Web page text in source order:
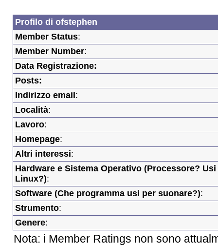
Profilo di ofstephen
Member Status:
Member Number:
Data Registrazione:
Posts:
Indirizzo email :
Località:
Lavoro:
Homepage:
Altri interessi:
Hardware e Sistema Operativo (Processore? Usi
Linux?):
Software (Che programma usi per suonare?):
Strumento:
Genere:
Nota: i Member Ratings non sono